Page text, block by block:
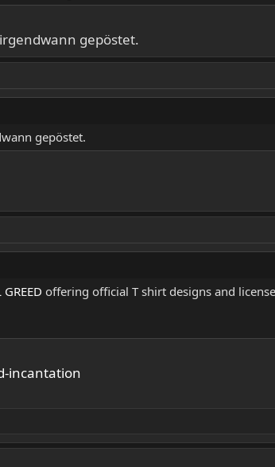
gepöstet.
gepöstet.
GREED offering official T shirt designs and
incantation